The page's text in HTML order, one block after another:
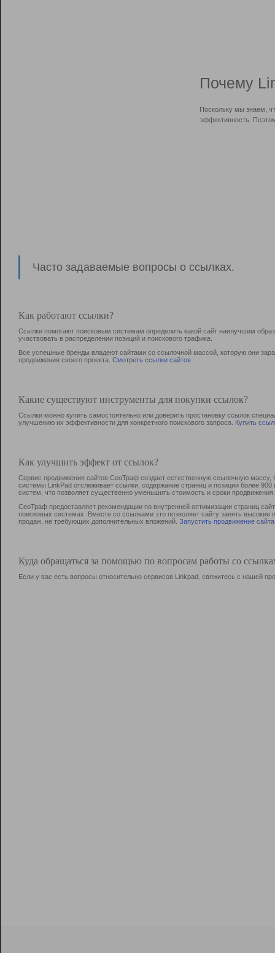
Почему
Поскольку мы знаем,
эффективность.
Часто задаваемые вопросы о ссылках.
Как работают ссылки?
Ссылки помогают поисковым системам определить какой сайт наилучшим
участвовать в раcпределении позиций и поискового трафика.
Все успешные бренды владеют сайтами со ссылочной массой, которую они
продвижения своего проекта. Смотреть ссылки сайтов
Какие существуют инструменты для покупки ссылок?
Ссылки можно купить самостоятельно или доверить простановку ссылок
улучшению их эффективности для конкретного поискового запроса. Купить
Как улучшить эффект от ссылок?
Сервис продвижения сайтов СеоТраф создает естественную ссылочную
системы LinkPad отслеживает ссылки, содержание страниц и позиции более
систем, что позволяет существенно уменьшить стоимость и сроки продвижения.
СеоТраф предоставляет рекомендации по внутренней оптимизации страниц
поисковых системах. Вместе со ссылками это позволяет сайту занять
продаж, не требующих дополнительных вложений. Запустить продвижение сайта
Куда обращаться за помощью по вопросам работы со
Если у вас есть вопросы относительно сервисов Linkpad, свяжитесь с нашей